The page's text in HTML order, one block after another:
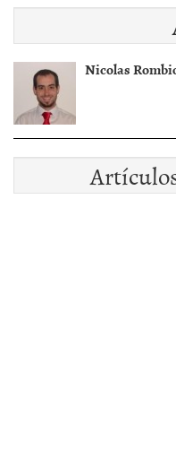
Nicolas